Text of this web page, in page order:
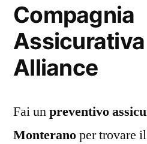
Compagnia
Assicurativa
Alliance
Fai unpreventivo
Monteranoper trovare